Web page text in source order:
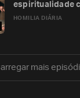
HOMILIA DIÁRIA
espiritualidade
mais